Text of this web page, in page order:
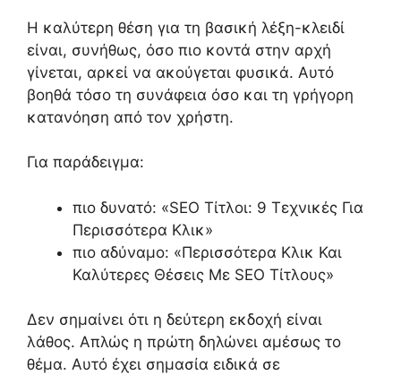
Η καλύτερη θέση για τη βασική λέξη-κλειδί
είναι, συνήθως, όσο πιο κοντά στην αρχή
γίνεται, αρκεί να ακούγεται φυσικά. Αυτό
βοηθά τόσο τη συνάφεια όσο και τη γρήγορη
κατανόηση από τον χρήστη.
Για παράδειγμα:
πιο δυνατό: «SEO Τίτλοι: 9 Τεχνικές Για
Περισσότερα Κλικ»
πιο αδύναμο: «Περισσότερα Κλικ Και
Καλύτερες Θέσεις Με SEO Τίτλους»
Δεν σημαίνει ότι η δεύτερη εκδοχή είναι
λάθος. Απλώς η πρώτη δηλώνει αμέσως το
θέμα. Αυτό έχει σημασία ειδικά σε